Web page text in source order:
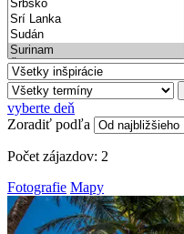
vyberte deň
Zoradiť podľa
Počet zájazdov: 2
Fotografie Mapy